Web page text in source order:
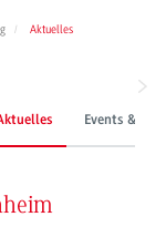
Aktuelles
Events &